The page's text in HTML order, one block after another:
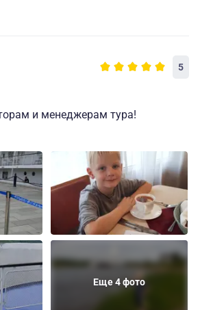
5
и менеджерам тура!
Еще 4 фото